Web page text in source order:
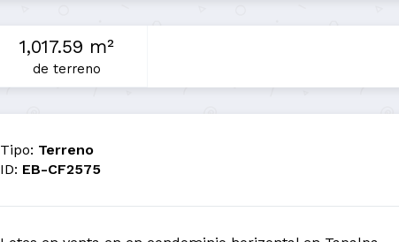
1,017.59 m²
de terreno
Tipo: Terreno
ID: EB-CF2575